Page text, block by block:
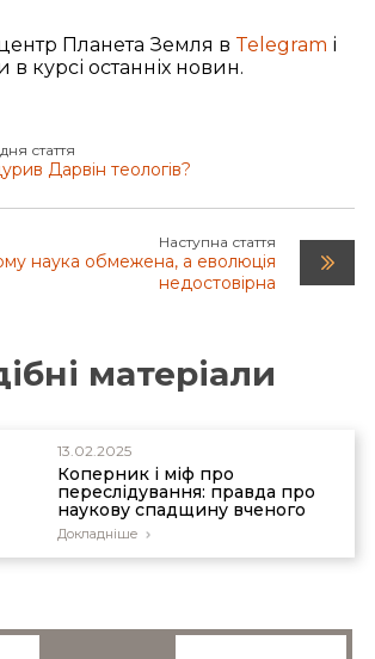
Планета Земля в Telegram і
в курсі останніх новин.
стаття
Дарвін теологів?
Наступна стаття
наука обмежена, а еволюція
недостовірна
матеріали
13.02.2025
Коперник і міф про
переслідування: правда про
наукову спадщину вченого
Докладніше